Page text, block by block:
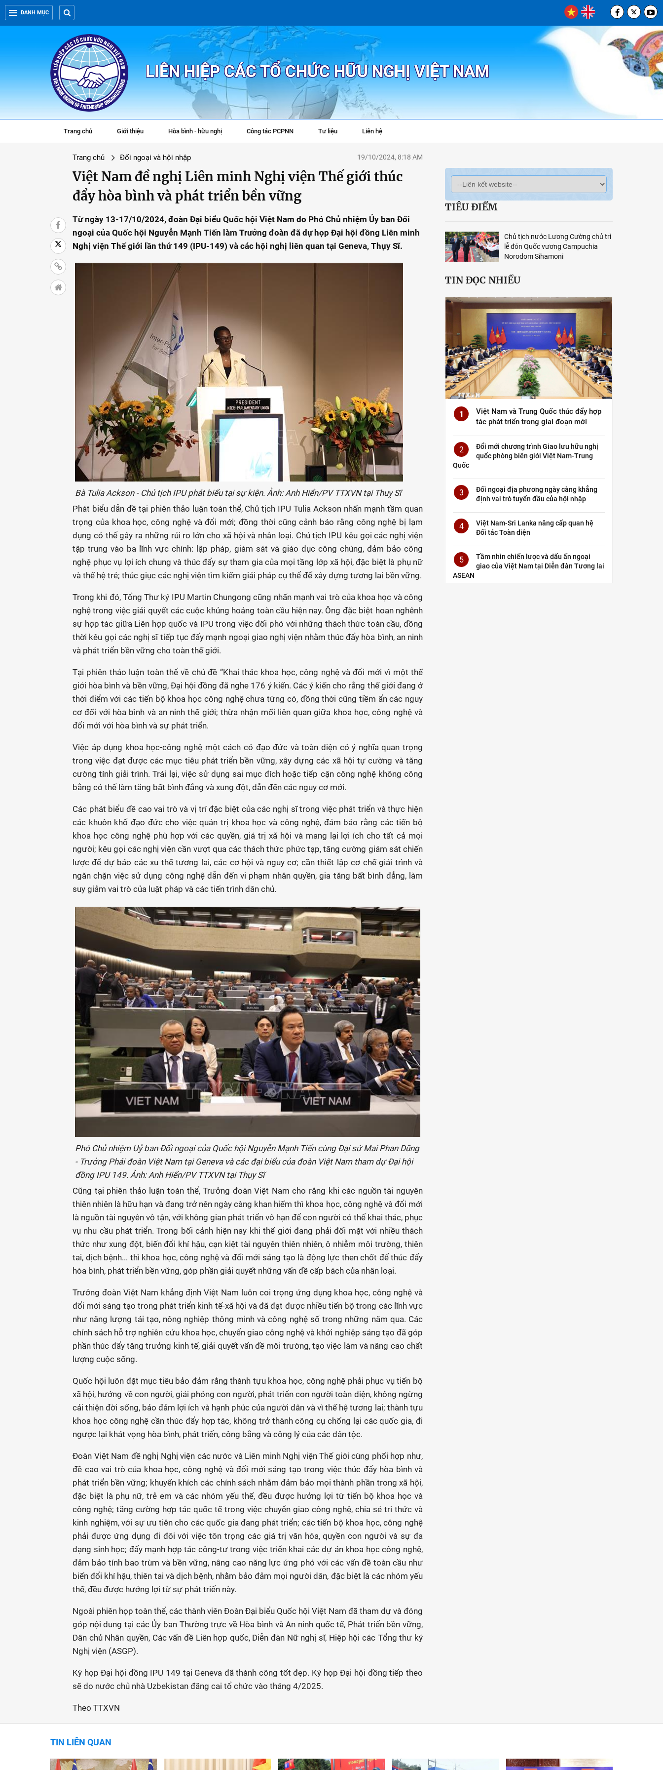
DANH MỤC
LIÊN HIỆP CÁC TỔ CHỨC HỮU NGHỊ VIỆT NAM
Trang chủ Giới thiệu Hòa bình - hữu nghị Công tác PCPNN Tư liệu Liên hệ
Trang chủ Đối ngoại và hội nhập 19/10/2024, 8:18 AM
Việt Nam đề nghị Liên minh Nghị viện Thế giới thúc
đẩy hòa bình và phát triển bền vững
Từ ngày 13-17/10/2024, đoàn Đại biểu Quốc hội Việt Nam do Phó Chủ nhiệm Ủy ban Đối
ngoại của Quốc hội Nguyễn Mạnh Tiến làm Trưởng đoàn đã dự họp Đại hội đồng Liên minh
Nghị viện Thế giới lần thứ 149 (IPU-149) và các hội nghị liên quan tại Geneva, Thụy Sĩ.
Bà Tulia Ackson - Chủ tịch IPU phát biểu tại sự kiện. Ảnh: Anh Hiển/PV TTXVN tại Thuỵ Sĩ
Phát biểu dẫn đề tại phiên thảo luận toàn thể, Chủ tịch IPU Tulia Ackson nhấn mạnh tầm quan
trọng của khoa học, công nghệ và đổi mới; đồng thời cũng cảnh báo rằng công nghệ bị lạm
dụng có thể gây ra những rủi ro lớn cho xã hội và nhân loại. Chủ tịch IPU kêu gọi các nghị viện
tập trung vào ba lĩnh vực chính: lập pháp, giám sát và giáo dục công chúng, đảm bảo công
nghệ phục vụ lợi ích chung và thúc đẩy sự tham gia của mọi tầng lớp xã hội, đặc biệt là phụ nữ
và thế hệ trẻ; thúc giục các nghị viện tìm kiếm giải pháp cụ thể để xây dựng tương lai bền vững.
Trong khi đó, Tổng Thư ký IPU Martin Chungong cũng nhấn mạnh vai trò của khoa học và công
nghệ trong việc giải quyết các cuộc khủng hoảng toàn cầu hiện nay. Ông đặc biệt hoan nghênh
sự hợp tác giữa Liên hợp quốc và IPU trong việc đối phó với những thách thức toàn cầu, đồng
thời kêu gọi các nghị sĩ tiếp tục đẩy mạnh ngoại giao nghị viện nhằm thúc đẩy hòa bình, an ninh
và phát triển bền vững cho toàn thế giới.
Tại phiên thảo luận toàn thể về chủ đề “Khai thác khoa học, công nghệ và đổi mới vì một thế
giới hòa bình và bền vững, Đại hội đồng đã nghe 176 ý kiến. Các ý kiến cho rằng thế giới đang ở
thời điểm với các tiến bộ khoa học công nghệ chưa từng có, đồng thời cũng tiềm ẩn các nguy
cơ đối với hòa bình và an ninh thế giới; thừa nhận mối liên quan giữa khoa học, công nghệ và
đổi mới với hòa bình và sự phát triển.
Việc áp dụng khoa học-công nghệ một cách có đạo đức và toàn diện có ý nghĩa quan trọng
trong việc đạt được các mục tiêu phát triển bền vững, xây dựng các xã hội tự cường và tăng
cường tính giải trình. Trái lại, việc sử dụng sai mục đích hoặc tiếp cận công nghệ không công
bằng có thể làm tăng bất bình đẳng và xung đột, dẫn đến các nguy cơ mới.
Các phát biểu đề cao vai trò và vị trí đặc biệt của các nghị sĩ trong việc phát triển và thực hiện
các khuôn khổ đạo đức cho việc quản trị khoa học và công nghệ, đảm bảo rằng các tiến bộ
khoa học công nghệ phù hợp với các quyền, giá trị xã hội và mang lại lợi ích cho tất cả mọi
người; kêu gọi các nghị viện cần vượt qua các thách thức phức tạp, tăng cường giám sát chiến
lược để dự báo các xu thế tương lai, các cơ hội và nguy cơ; cần thiết lập cơ chế giải trình và
ngăn chặn việc sử dụng công nghệ dẫn đến vi phạm nhân quyền, gia tăng bất bình đẳng, làm
suy giảm vai trò của luật pháp và các tiến trình dân chủ.
Phó Chủ nhiệm Uỷ ban Đối ngoại của Quốc hội Nguyễn Mạnh Tiến cùng Đại sứ Mai Phan Dũng
- Trưởng Phái đoàn Việt Nam tại Geneva và các đại biểu của đoàn Việt Nam tham dự Đại hội
đồng IPU 149. Ảnh: Anh Hiển/PV TTXVN tại Thụy Sĩ
Cũng tại phiên thảo luận toàn thể, Trưởng đoàn Việt Nam cho rằng khi các nguồn tài nguyên
thiên nhiên là hữu hạn và đang trở nên ngày càng khan hiếm thì khoa học, công nghệ và đổi mới
là nguồn tài nguyên vô tận, với không gian phát triển vô hạn để con người có thể khai thác, phục
vụ nhu cầu phát triển. Trong bối cảnh hiện nay khi thế giới đang phải đối mặt với nhiều thách
thức như xung đột, biến đổi khí hậu, cạn kiệt tài nguyên thiên nhiên, ô nhiễm môi trường, thiên
tai, dịch bệnh... thì khoa học, công nghệ và đổi mới sáng tạo là động lực then chốt để thúc đẩy
hòa bình, phát triển bền vững, góp phần giải quyết những vấn đề cấp bách của nhân loại.
Trưởng đoàn Việt Nam khẳng định Việt Nam luôn coi trọng ứng dụng khoa học, công nghệ và
đổi mới sáng tạo trong phát triển kinh tế-xã hội và đã đạt được nhiều tiến bộ trong các lĩnh vực
như năng lượng tái tạo, nông nghiệp thông minh và công nghệ số trong những năm qua. Các
chính sách hỗ trợ nghiên cứu khoa học, chuyển giao công nghệ và khởi nghiệp sáng tạo đã góp
phần thúc đẩy tăng trưởng kinh tế, giải quyết vấn đề môi trường, tạo việc làm và nâng cao chất
lượng cuộc sống.
Quốc hội luôn đặt mục tiêu bảo đảm rằng thành tựu khoa học, công nghệ phải phục vụ tiến bộ
xã hội, hướng về con người, giải phóng con người, phát triển con người toàn diện, không ngừng
cải thiện đời sống, bảo đảm lợi ích và hạnh phúc của người dân và vì thế hệ tương lai; thành tựu
khoa học công nghệ cần thúc đẩy hợp tác, không trở thành công cụ chống lại các quốc gia, đi
ngược lại khát vọng hòa bình, phát triển, công bằng và công lý của các dân tộc.
Đoàn Việt Nam đề nghị Nghị viện các nước và Liên minh Nghị viện Thế giới cùng phối hợp như,
đề cao vai trò của khoa học, công nghệ và đổi mới sáng tạo trong việc thúc đẩy hòa bình và
phát triển bền vững; khuyến khích các chính sách nhằm đảm bảo mọi thành phần trong xã hội,
đặc biệt là phụ nữ, trẻ em và các nhóm yếu thế, đều được hưởng lợi từ tiến bộ khoa học và
công nghệ; tăng cường hợp tác quốc tế trong việc chuyển giao công nghệ, chia sẻ tri thức và
kinh nghiệm, với sự ưu tiên cho các quốc gia đang phát triển; các tiến bộ khoa học, công nghệ
phải được ứng dụng đi đôi với việc tôn trọng các giá trị văn hóa, quyền con người và sự đa
dạng sinh học; đẩy mạnh hợp tác công-tư trong việc triển khai các dự án khoa học công nghệ,
đảm bảo tính bao trùm và bền vững, nâng cao năng lực ứng phó với các vấn đề toàn cầu như
biến đổi khí hậu, thiên tai và dịch bệnh, nhằm bảo đảm mọi người dân, đặc biệt là các nhóm yếu
thế, đều được hưởng lợi từ sự phát triển này.
Ngoài phiên họp toàn thể, các thành viên Đoàn Đại biểu Quốc hội Việt Nam đã tham dự và đóng
góp nội dung tại các Ủy ban Thường trực về Hòa bình và An ninh quốc tế, Phát triển bền vững,
Dân chủ Nhân quyền, Các vấn đề Liên hợp quốc, Diễn đàn Nữ nghị sĩ, Hiệp hội các Tổng thư ký
Nghị viện (ASGP).
Kỳ họp Đại hội đồng IPU 149 tại Geneva đã thành công tốt đẹp. Kỳ họp Đại hội đồng tiếp theo
sẽ do nước chủ nhà Uzbekistan đăng cai tổ chức vào tháng 4/2025.
Theo TTXVN
TIÊU ĐIỂM
Chủ tịch nước Lương Cường chủ trì
lễ đón Quốc vương Campuchia
Norodom Sihamoni
TIN ĐỌC NHIỀU
1
Việt Nam và Trung Quốc thúc đẩy hợp
tác phát triển trong giai đoạn mới
2
Đổi mới chương trình Giao lưu hữu nghị
quốc phòng biên giới Việt Nam-Trung
Quốc
3
Đối ngoại địa phương ngày càng khẳng
định vai trò tuyến đầu của hội nhập
4
Việt Nam-Sri Lanka nâng cấp quan hệ
Đối tác Toàn diện
5
Tầm nhìn chiến lược và dấu ấn ngoại
giao của Việt Nam tại Diễn đàn Tương lai
ASEAN
TIN LIÊN QUAN